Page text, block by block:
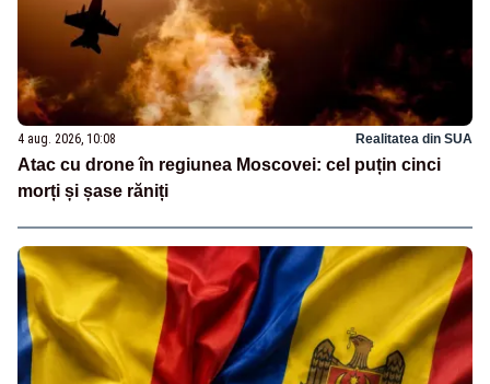
4 aug. 2026, 10:08 Realitatea din SUA
Atac cu drone în regiunea Moscovei: cel puțin cinci
morți și șase răniți